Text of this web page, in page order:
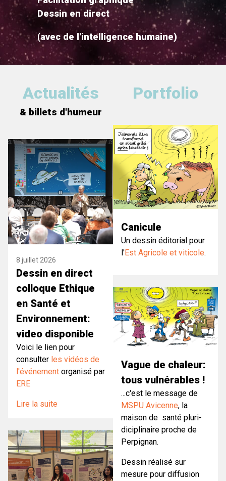
Dessin en direct
(avec de l'intelligence humaine)
Actualités
& billets d'humeur
8 juillet 2026
Dessin en direct
colloque Ethique
en Santé et
Environnement:
video disponible
Voici le lien pour
consulter les vidéos de
l'événement organisé par
ERE
Lire la suite
Portfolio
Canicule
Un dessin éditorial pour
l'Est Agricole et viticole.
Vague de chaleur:
tous vulnérables !
...c'est le message de
MSPU Avicenne, la
maison de santé pluri-
diciplinaire proche de
Perpignan.
Dessin réalisé sur
mesure pour diffusion